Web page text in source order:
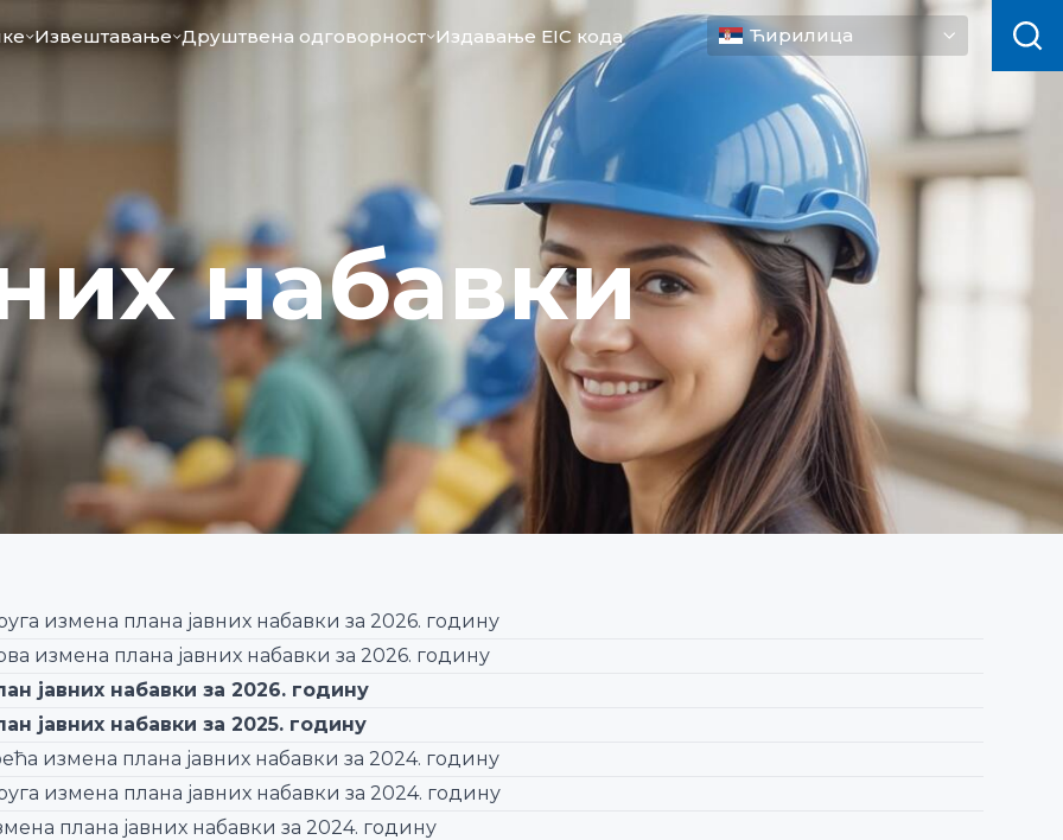
Извештавање Друштвена одговорност Издавање EIC кода
Ћирилица
набавки
измена плана јавних набавки за 2026. годину
измена плана јавних набавки за 2026. годину
јавних набавки за 2026. годину
јавних набавки за 2025. годину
измена плана јавних набавки за 2024. годину
измена плана јавних набавки за 2024. годину
плана јавних набавки за 2024. годину